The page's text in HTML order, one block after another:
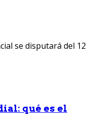
se disputará del 12
qué es el